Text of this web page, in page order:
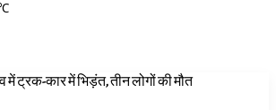
में ट्रक-कार में भिड़ंत, तीन लोगों की मौत